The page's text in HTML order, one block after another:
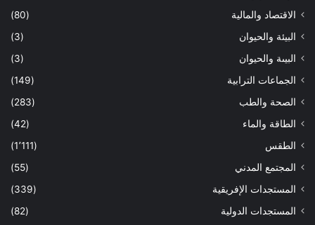
الاقتصاد والمالية
(80)
البيئة والحيوان
(3)
البيىة والحيوان
(3)
الجماعات الترابية
(149)
الصحة والطب
(283)
الطاقة والماء
(42)
الطقس
(1٬111)
المجتمع المدني
(55)
المستجدات الإفريقية
(339)
المستجدات الدولية
(82)